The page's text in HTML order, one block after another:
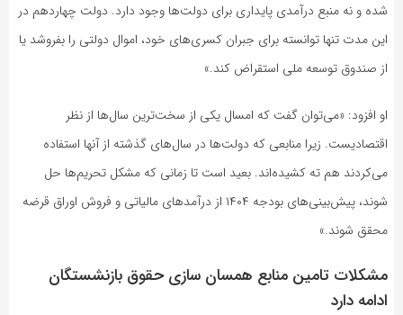
شده و نه منبع درآمدی پایداری برای دولت‌ها وجود دارد. دولت چهاردهم در
این مدت تنها توانسته برای جبران کسری‌های خود، اموال دولتی را بفروشد یا
از صندوق توسعه ملی استقراض کند.»
او افزود: «می‌توان گفت که امسال یکی از سخت‌ترین سال‌ها از نظر
اقتصادیست. زیرا منابعی که دولت‌ها در سال‌های گذشته از آنها استفاده
می‌کردند هم ته کشیده‌اند. بعید است تا زمانی که مشکل تحریم‌ها حل
شوند، پیش‌بینی‌های بودجه ۱۴۰۴ از درآمدهای مالیاتی و فروش اوراق قرضه
محقق شوند.»
مشکلات تامین منابع همسان سازی حقوق بازنشستگان
ادامه دارد